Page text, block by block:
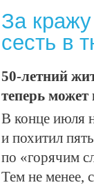
За
сесть в
50-летний
теперь
В конце июля
и похитил
по «горячим
Тем не менее,